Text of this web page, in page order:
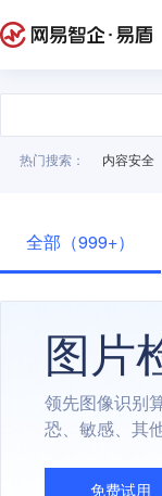
热门搜索： 内容安全
全部（999+）
图片
领先图像识别
恐、敏感、其
免费试用